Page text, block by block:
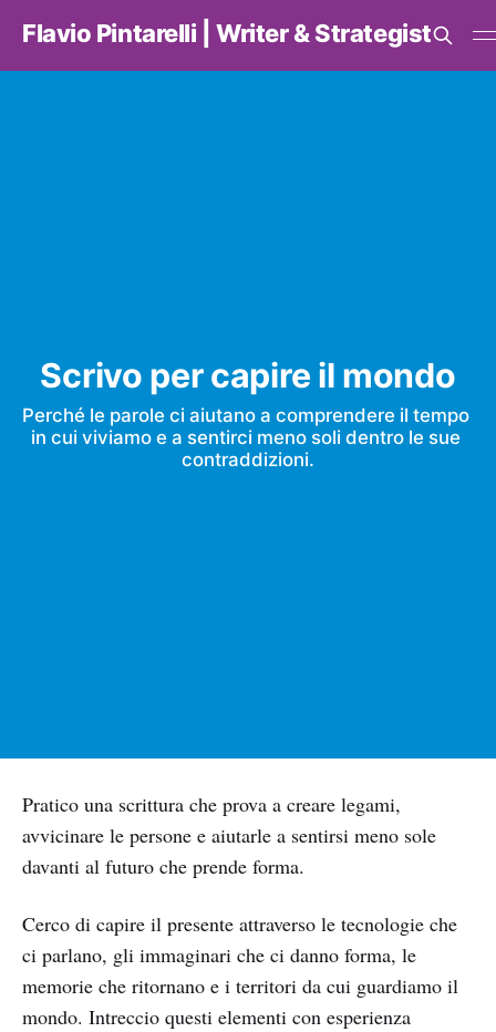
Flavio Pintarelli | Writer & Strategist
Scrivo per capire il mondo
Perché le parole ci aiutano a comprendere il tempo
in cui viviamo e a sentirci meno soli dentro le sue
contraddizioni.
Pratico una scrittura che prova a creare legami,
avvicinare le persone e aiutarle a sentirsi meno sole
davanti al futuro che prende forma.
Cerco di capire il presente attraverso le tecnologie che
ci parlano, gli immaginari che ci danno forma, le
memorie che ritornano e i territori da cui guardiamo il
mondo. Intreccio questi elementi con esperienza